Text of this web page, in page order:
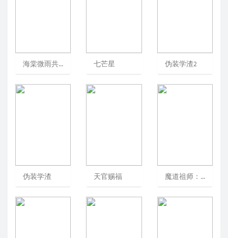
海棠微雨共归途 七芒星 伪装学渣2
伪装学渣 天官赐福 魔道祖师：无羁